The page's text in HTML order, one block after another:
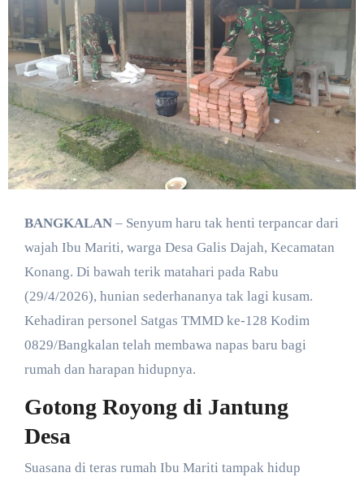
BANGKALAN– Senyum haru tak henti terpancar dari
wajah Ibu Mariti, warga Desa Galis Dajah, Kecamatan
Konang. Di bawah terik matahari pada Rabu
(29/4/2026), hunian sederhananya tak lagi kusam.
Kehadiran personel Satgas TMMD ke-128 Kodim
0829/Bangkalan telah membawa napas baru bagi
rumah dan harapan hidupnya.
Gotong Royong di Jantung
Desa
​Suasana di teras rumah Ibu Mariti tampak hidup